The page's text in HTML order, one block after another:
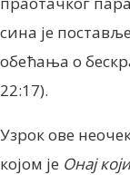
сина је
обећања о
22:17).
Узрок ове
којом је Онај